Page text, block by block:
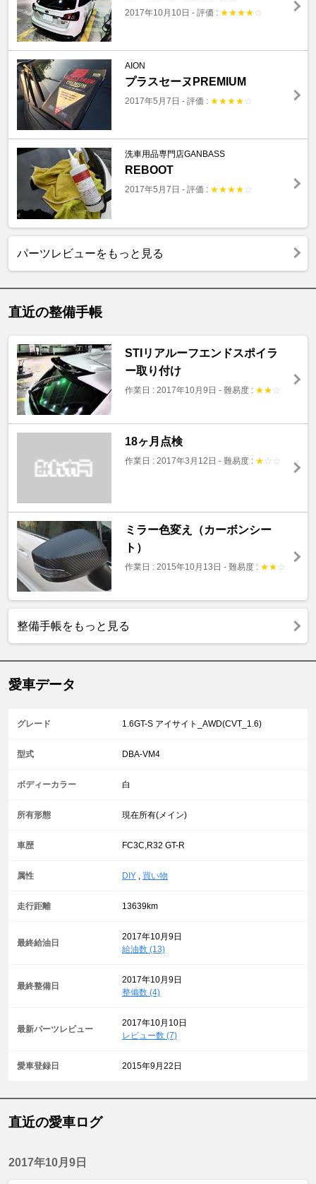
2017年10月10日 - 評価 : ★★★★ ☆
AION
プラスセーヌPREMIUM
2017年5月7日 - 評価 : ★★★★ ☆
洗車用品専門店GANBASS
REBOOT
2017年5月7日 - 評価 : ★★★★ ☆
パーツレビューをもっと見る
直近の整備手帳
STIリアルーフエンドスポイラ
ー取り付け
作業日 : 2017年10月9日 - 難易度 : ★★ ☆
18ヶ月点検
作業日 : 2017年3月12日 - 難易度 : ★ ☆ ☆
ミラー色変え（カーボンシー
ト）
作業日 : 2015年10月13日 - 難易度 : ★★ ☆
整備手帳をもっと見る
愛車データ
グレード 1.6GT-S アイサイト_AWD(CVT_1.6)
型式 DBA-VM4
ボディーカラー 白
所有形態 現在所有(メイン)
車歴 FC3C,R32 GT-R
属性 DIY , 買い物
走行距離 13639km
最終給油日
2017年10月9日
給油数 (13)
最終整備日
2017年10月9日
整備数 (4)
最新パーツレビュー
2017年10月10日
レビュー数 (7)
愛車登録日 2015年9月22日
直近の愛車ログ
2017年10月9日